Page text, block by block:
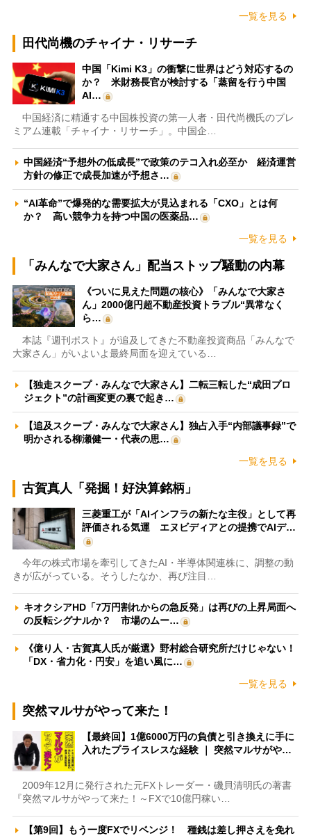
一覧を見る
田代尚機のチャイナ・リサーチ
中国「Kimi K3」の衝撃に世界はどう対応するの
か？ 米財務長官が検討する「蒸留を行う中国
AI…
中国経済に精通する中国株投資の第一人者・田代尚機氏のプレ
ミアム連載「チャイナ・リサーチ」。中国企…
中国経済“予想外の低成長”で政策のテコ入れ必至か 経済運営
方針の修正で成長加速が予想さ…
“AI革命”で爆発的な需要拡大が見込まれる「CXO」とは何
か？ 高い競争力を持つ中国の医薬品…
一覧を見る
「みんなで大家さん」配当ストップ騒動の内幕
《ついに見えた問題の核心》「みんなで大家さ
ん」2000億円超不動産投資トラブル“異常なく
ら…
本誌『週刊ポスト』が追及してきた不動産投資商品「みんなで
大家さん」がいよいよ最終局面を迎えている…
【独走スクープ・みんなで大家さん】二転三転した“成田プロ
ジェクト”の計画変更の裏で起き…
【追及スクープ・みんなで大家さん】独占入手“内部議事録”で
明かされる柳瀬健一・代表の思…
一覧を見る
古賀真人「発掘！好決算銘柄」
三菱重工が「AIインフラの新たな主役」として再
評価される気運 エヌビディアとの提携でAIデ…
今年の株式市場を牽引してきたAI・半導体関連株に、調整の動
きが広がっている。そうしたなか、再び注目…
キオクシアHD「7万円割れからの急反発」は再びの上昇局面へ
の反転シグナルか？ 市場のムー…
《億り人・古賀真人氏が厳選》野村総合研究所だけじゃない！
「DX・省力化・円安」を追い風に…
一覧を見る
突然マルサがやって来た！
【最終回】1億6000万円の負債と引き換えに手に
入れたプライスレスな経験 ｜ 突然マルサがや…
2009年12月に発行された元FXトレーダー・磯貝清明氏の著書
『突然マルサがやって来た！～FXで10億円稼い…
【第9回】もう一度FXでリベンジ！ 種銭は差し押さえを免れ